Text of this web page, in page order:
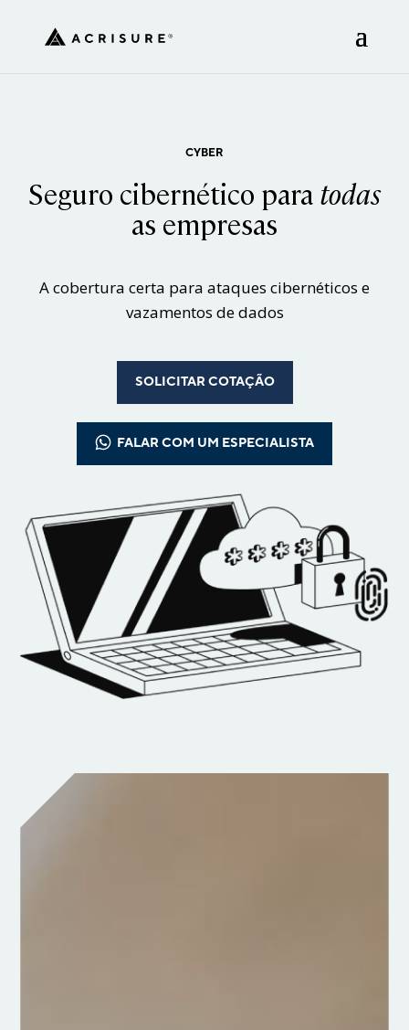
CYBER
Seguro cibernético para todas
as empresas
A cobertura certa para ataques cibernéticos e
vazamentos de dados
SOLICITAR COTAÇÃO
FALAR COM UM ESPECIALISTA